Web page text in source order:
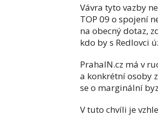
Vávra tyto vazby
TOP 09 o spojení
na obecný dotaz,
kdo by s Redlovci
PrahaIN.cz má v
a konkrétní osoby
se o marginální
V tuto chvíli je